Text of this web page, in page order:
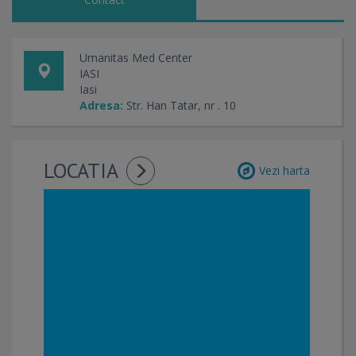
Termografie mamara, tiroidiana, vasculara
Tratamente Naturiste
Electrocardiografie
Masaj, Reflexoterapie, Kinetoterapie
Umanitas Med Center
IASI
Iasi
Adresa: Str. Han Tatar, nr . 10
LOCATIA Vezi harta